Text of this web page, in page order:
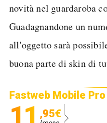
novità nel guardaroba
Guadagnandone un
all'oggetto sarà
buona parte di skin di
Fastweb Mobile Pro
11 ,95€